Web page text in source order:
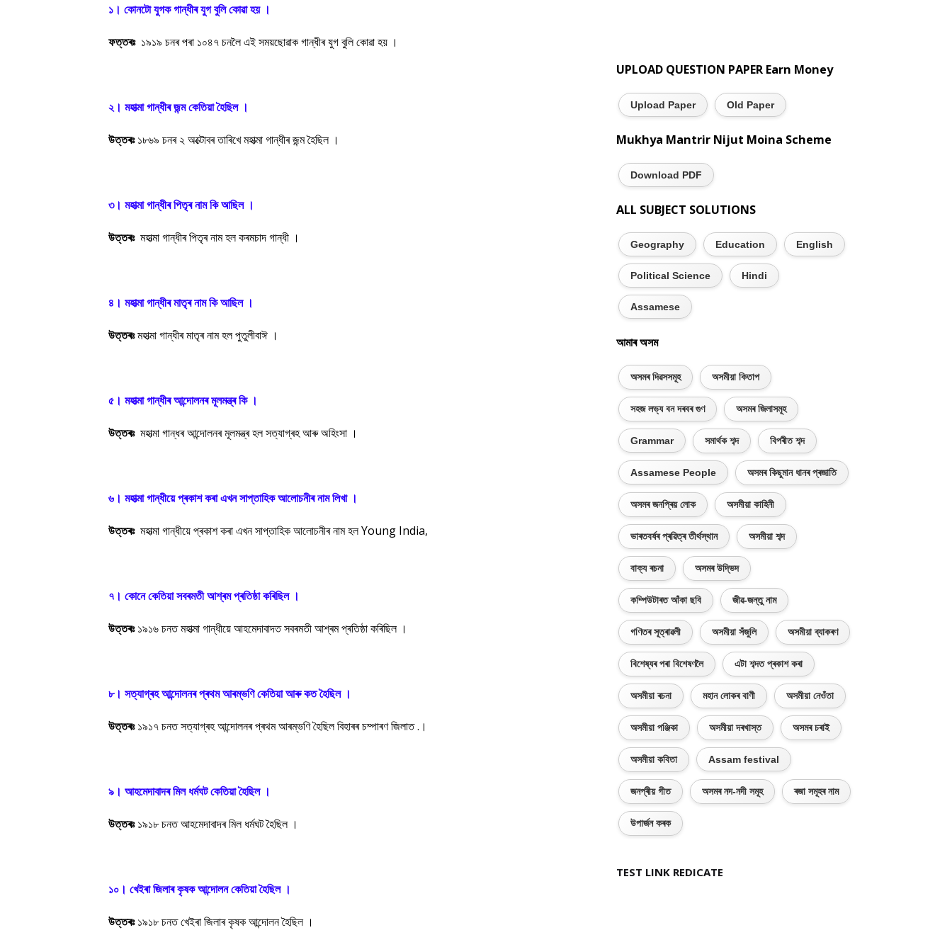
১। কোনটো যুগক গান্ধীৰ যুগ বুলি কোৱা হয় ।
ফত্তৰঃ ১৯১৯ চনৰ পৰা ১০৪৭ চনলৈ এই সময়ছোৱাক গান্ধীৰ যুগ বুলি কোৱা হয় ।
২। মহাত্মা গান্ধীৰ জন্ম কেতিয়া হৈছিল ।
উত্তৰঃ১৮৬৯ চনৰ ২ অক্টোবৰ তাৰিখে মহাত্মা গান্ধীৰ জন্ম হৈছিল ।
৩। মহাত্মা গান্ধীৰ পিতৃৰ নাম কি আছিল ।
উত্তৰঃ মহাত্মা গান্ধীৰ পিতৃৰ নাম হল কৰমচাদ গান্ধী ।
৪। মহাত্মা গান্ধীৰ মাতৃৰ নাম কি আছিল ।
উত্তৰঃমহাত্মা গান্ধীৰ মাতৃৰ নাম হল পুতুলীবাঈ ।
৫। মহাত্মা গান্ধীৰ আন্দোলনৰ মূলমন্ত্ৰ কি ।
উত্তৰঃ মহাত্মা গান্ধৰ আন্দোলনৰ মূলমন্ত্ৰ হল সত্যাগ্ৰহ আৰু অহিংসা ।
৬। মহাত্মা গান্ধীয়ে প্ৰকাশ কৰা এখন সাপ্তাহিক আলোচনীৰ নাম লিখা ।
উত্তৰঃ মহাত্মা গান্ধীয়ে প্ৰকাশ কৰা এখন সাপ্তাহিক আলোচনীৰ নাম হল Young India,
৭। কোনে কেতিয়া সবৰমতী আশ্ৰম প্ৰতিষ্ঠা কৰিছিল ।
উত্তৰঃ১৯১৬ চনত মহাত্মা গান্ধীয়ে আহমেদাবাদত সবৰমতী আশ্ৰম প্ৰতিষ্ঠা কৰিছিল ।
৮। সত্যাগ্ৰহ আন্দোলনৰ প্ৰথম আৰম্ভণি কেতিয়া আৰু কত হৈছিল ।
উত্তৰঃ১৯১৭ চনত সত্যাগ্ৰহ আন্দোলনৰ প্ৰথম আৰম্ভণি হৈছিল বিহাৰৰ চম্পাৰণ জিলাত .।
৯। আহমেদাবাদৰ মিল ধৰ্মঘট কেতিয়া হৈছিল ।
উত্তৰঃ১৯১৮ চনত আহমেদাবাদৰ মিল ধৰ্মঘট হৈছিল ।
১০। খেইৰা জিলাৰ কৃষক আন্দোলন কেতিয়া হৈছিল ।
উত্তৰঃ১৯১৮ চনত খেইৰা জিলাৰ কৃষক আন্দোলন হৈছিল ।
UPLOAD QUESTION PAPER Earn Money
Upload Paper Old Paper
Mukhya Mantrir Nijut Moina Scheme
Download PDF
ALL SUBJECT SOLUTIONS
Geography Education English
Political Science Hindi
Assamese
আমাৰ অসম
অসমৰ দিৱসসমূহ অসমীয়া কিতাপ
সহজ লভ্য বন দৰবৰ গুণ অসমৰ জিলাসমূহ
Grammar সমাৰ্থক শব্দ বিপৰীত শব্দ
Assamese People অসমৰ কিছুমান ধানৰ প্ৰজাতি
অসমৰ জনপ্ৰিয় লোক অসমীয়া কাহিনী
ভাৰতবৰ্ষৰ প্ৰৱিত্ৰ তীৰ্থস্থান অসমীয়া শব্দ
বাক্য ৰচনা অসমৰ উদ্ভিদ
কম্পিউটাৰত আঁকা ছবি জীৱ-জন্তু নাম
গণিতৰ সূত্ৰাৱলী অসমীয়া সঁজুলি অসমীয়া ব্যাকৰণ
বিশেষ্যৰ পৰা বিশেষণলৈ এটা শব্দত প্ৰকাশ কৰা
অসমীয়া ৰচনা মহান লোকৰ বাণী অসমীয়া নেওঁতা
অসমীয়া পঞ্জিকা অসমীয়া দৰখাস্ত অসমৰ চৰাই
অসমীয়া কবিতা Assam festival
জনপ্ৰীয় গীত অসমৰ নদ-নদী সমূহ ৰজা সমূহৰ নাম
উপাৰ্জন কৰক
TEST LINK REDICATE